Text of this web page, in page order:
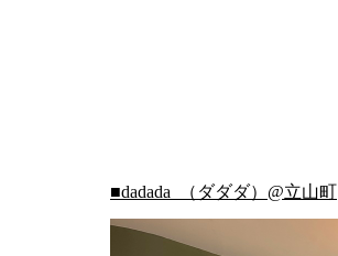
■dadada_（ダダダ）@立山町